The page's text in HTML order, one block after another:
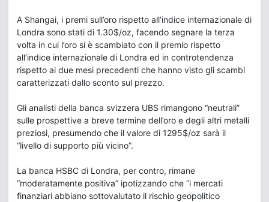
A Shangai, i premi sull’oro rispetto all’indice internazionale di
Londra sono stati di 1.30$/oz, facendo segnare la terza
volta in cui l’oro si è scambiato con il premio rispetto
all’indice internazionale di Londra ed in controtendenza
rispetto ai due mesi precedenti che hanno visto gli scambi
caratterizzati dallo sconto sul prezzo.
Gli analisti della banca svizzera UBS rimangono “neutrali”
sulle prospettive a breve termine dell’oro e degli altri metalli
preziosi, presumendo che il valore di 1295$/oz sarà il
“livello di supporto più vicino”.
La banca HSBC di Londra, per contro, rimane
“moderatamente positiva” ipotizzando che “i mercati
finanziari abbiano sottovalutato il rischio geopolitico